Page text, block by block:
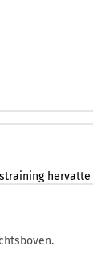
hervatte